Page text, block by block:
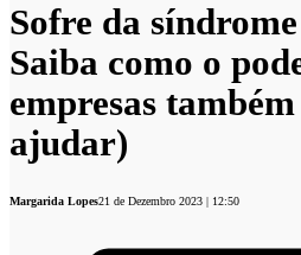
Sofre da
Saiba como o
empresas
ajudar)
Margarida Lopes21 de Dezembro 2023 | 12:50